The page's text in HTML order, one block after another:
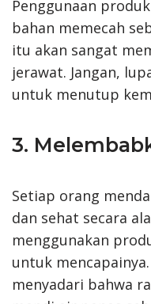
Penggunaan
bahan memecah
itu akan sangat
jerawat. Jangan,
untuk menutup
3.
Setiap orang
dan sehat secara
menggunakan
untuk
menyadari bahwa